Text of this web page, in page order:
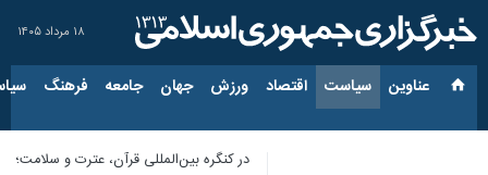
۱۸ مرداد ۱۴۰۵
عناوین‌ سیاست اقتصاد ورزش جهان جامعه فرهنگ
در کنگره بین‌المللی قرآن، عترت و سلامت؛